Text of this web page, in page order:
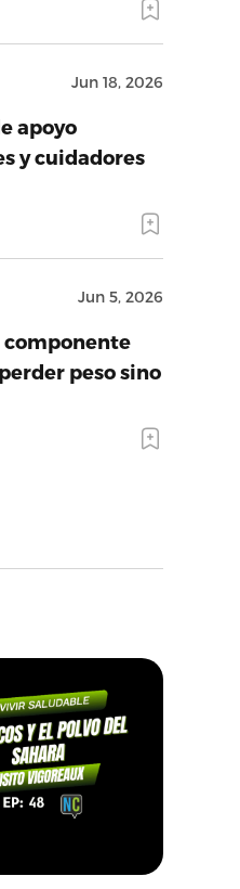
Jun 18, 2026
apoyo
y cuidadores
Jun 5, 2026
componente
peso sino